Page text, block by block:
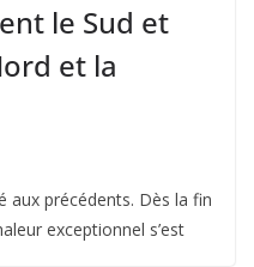
le Sud et
et la
aux précédents. Dès la fin
exceptionnel s’est